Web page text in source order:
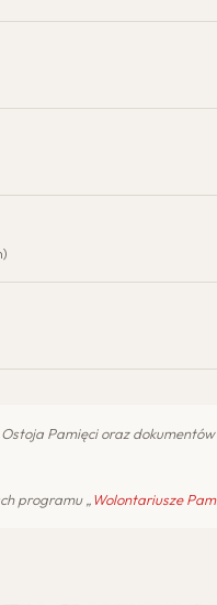
Pamięci oraz
programu „Wolontariusze